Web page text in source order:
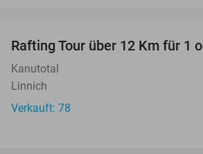
Rafting Tour über 12 Km für 1
Kanutotal
Linnich
Verkauft: 78